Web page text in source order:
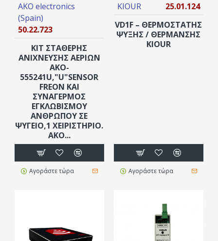
AKO electronics
(Spain)
50.22.723
KIT ΣΤΑΘΕΡΗΣ
ΑΝΙΧΝΕΥΣΗΣ ΑΕΡΙΩΝ
AKO-
555241U,"U"SENSOR
FREON ΚΑΙ
ΣΥΝΑΓΕΡΜΟΣ
ΕΓΚΛΩΒΙΣΜΟΥ
ΑΝΘΡΩΠΟΥ ΣΕ
ΨΥΓΕΊΟ,1 ΧΕΙΡΙΣΤΗΡΙΟ.
AKO...
Αγοράστε τώρα
KIOUR
25.01.124
VD1F – ΘΕΡΜΟΣΤΑΤΗΣ
ΨΥΞΗΣ / ΘΕΡΜΑΝΣΗΣ
KIOUR
Αγοράστε τώρα